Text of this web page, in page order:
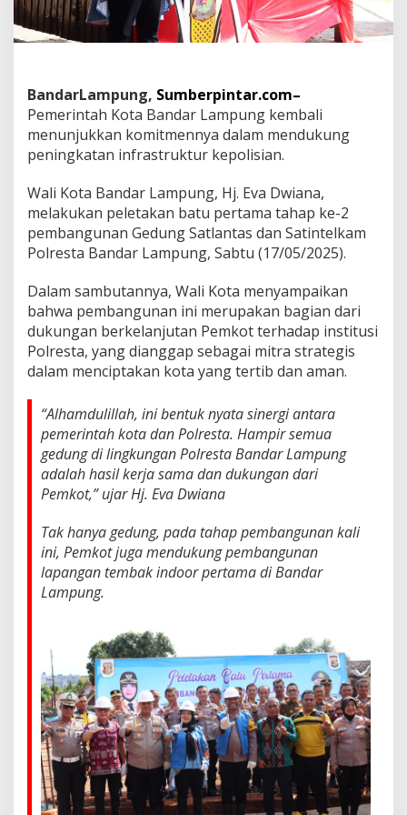
a
n
a
n
g
a
e
m
b
a
k
n
d
o
o
r
P
r
t
a
m
a
B
a
n
d
m
p
u
n
g
BandarLampung, Sumberpintar.com–
Pemerintah Kota Bandar Lampung kembali
menunjukkan komitmennya dalam mendukung
peningkatan infrastruktur kepolisian.
Wali Kota Bandar Lampung, Hj. Eva Dwiana,
melakukan peletakan batu pertama tahap ke-2
pembangunan Gedung Satlantas dan Satintelkam
Polresta Bandar Lampung, Sabtu (17/05/2025).
Dalam sambutannya, Wali Kota menyampaikan
bahwa pembangunan ini merupakan bagian dari
dukungan berkelanjutan Pemkot terhadap institusi
Polresta, yang dianggap sebagai mitra strategis
dalam menciptakan kota yang tertib dan aman.
“Alhamdulillah, ini bentuk nyata sinergi antara
pemerintah kota dan Polresta. Hampir semua
gedung di lingkungan Polresta Bandar Lampung
adalah hasil kerja sama dan dukungan dari
Pemkot,” ujar Hj. Eva Dwiana
Tak hanya gedung, pada tahap pembangunan kali
ini, Pemkot juga mendukung pembangunan
lapangan tembak indoor pertama di Bandar
Lampung.